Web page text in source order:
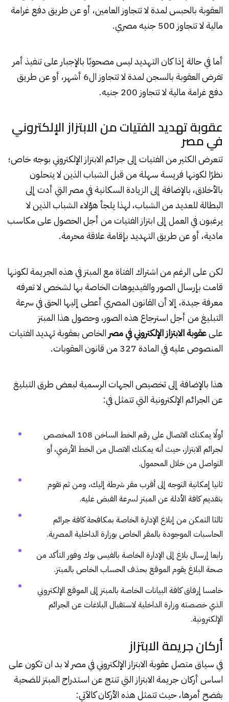
العقوبة بالحبس لمدة لا تتجاوز العامين، أو عن طريق دفع غرامة
مالية لا تتجاوز 500 جنيه مصري.
أما في حالة إذا كان التهديد ليس مصحوبًا بالإجبار على تنفيذ أمر
تفرض العقوبة بالسجن لمدة لا تتجاوز ال6 أشهر، أو عن طريق
دفع غرامة مالية لا تتجاوز 200 جنيه.
عقوبة تهديد الفتيات من الابتزاز الإلكتروني
في مصر
تتعرض الكثير من الفتيات إلى جرائم الابتزاز الإلكتروني بوجه خاص؛
نظرًا لكونها فريسة سهلة من قبل الشباب الذين لا يتحلون
بالأخلاق، بالإضافة إلى الزيادة السكانية في مصر التي أدت إلى
البطالة للعديد من الشباب، لهذا يلجأ هؤلاء الشباب الذين لا
يرغبون في العمل إلى ابتزاز الفتيات من أجل الحصول على مكاسب
مادية، أو عن طريق التهديد بإقامة علاقة محرمة.
لكن على الرغم من اشتراك الفتاة مع المبتز في هذه الجريمة لكونها
قامت بإرسال الصور والفيديوهات الخاصة بها لشخص لا تعرفه
معرفة جيدة، إلا أن القانون المصري أعطى إليها الحق في سرعة
التبليغ من أجل استرجاع هذه الصور، وحصول هذا المبتز
علىعقوبة الابتزاز الإلكتروني في مصر الخاص بعقوبة تهديد الفتيات
المنصوص عليه في المادة 327 من قانون العقوبات.
هذا بالإضافة إلى تخصيص الجهات الرسمية لبعض طرق التبليغ
عن الجرائم الإلكترونية التي تتمثل في:
أولًا يمكنك الاتصال على رقم الخط الساخن 108 المخصص
لجرائم الابتزاز، حيث أنه يمكنك الاتصال من الخط الأرضي، أو
التواصل من خلال المحمول.
ثانيا إمكانية التوجه إلى أقرب مقر شرطة إليك، ومن ثم تقوم
بتقديم كافة الأدلة عن المبتز لسرعة القبض عليه.
ثالثا التمكن من إبلاغ الإدارة الخاصة بمكافحة كافة جرائم
الحاسبات الموجودة بالمقر الخاص بوزارة الداخلية المصرية.
رابعا إرسال بلاغ إلى الإدارة الخاصة بالفيس بوك وفور التأكد من
صحة البلاغ يقوم الموقع بحذف الحساب الخاص بالمبتز.
خامسا إرفاق كافة البيانات الخاصة بالمبتز إلى الموقع الإلكتروني
الذي خصصته وزارة الداخلية لاستقبال البلاغات عن الجرائم
الإلكترونية.
أركان جريمة الابتزاز
في سياق متصل عقوبة الابتزاز الإلكتروني في مصر لا بد ان تكون على
اساس أركان جريمة الابتزاز التي تنتج عن استدراج المبتز للضحية
بفضح أمرها، حيث تتمثل هذه الأركان كالآتي: